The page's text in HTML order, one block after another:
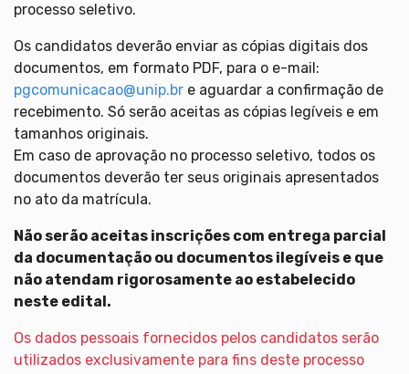
processo seletivo.
Os candidatos deverão enviar as cópias digitais dos
documentos, em formato PDF, para o e-mail:
pgcomunicacao@unip.br e aguardar a confirmação de
recebimento. Só serão aceitas as cópias legíveis e em
tamanhos originais.
Em caso de aprovação no processo seletivo, todos os
documentos deverão ter seus originais apresentados
no ato da matrícula.
Não serão aceitas inscrições com entrega parcial
da documentação ou documentos ilegíveis e que
não atendam rigorosamente ao estabelecido
neste edital.
Os dados pessoais fornecidos pelos candidatos serão
utilizados exclusivamente para fins deste processo